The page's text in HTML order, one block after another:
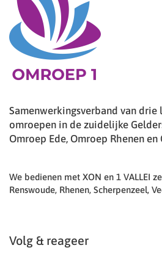
Samenwerkingsverband van
omroepen in de zuidelijke
Omroep Ede, Omroep Rhenen
We bedienen met XON en 1 VALLEI
Renswoude, Rhenen, Scherpenzeel,
Volg & reageer